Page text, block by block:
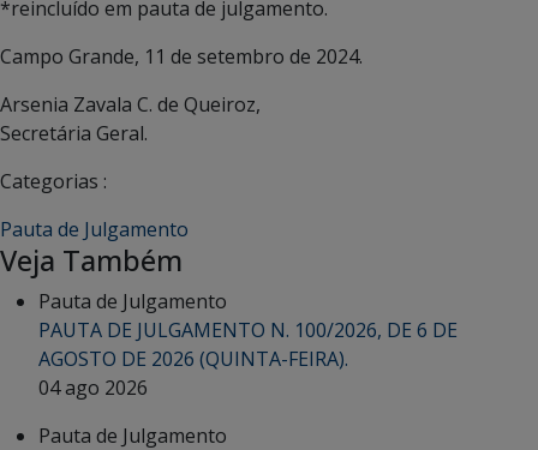
*reincluído em pauta de julgamento.
Campo Grande, 11 de setembro de 2024.
Arsenia Zavala C. de Queiroz,
Secretária Geral.
Categorias :
Pauta de Julgamento
Veja Também
Pauta de Julgamento
PAUTA DE JULGAMENTO N. 100/2026, DE 6 DE
AGOSTO DE 2026 (QUINTA-FEIRA).
04 ago 2026
Pauta de Julgamento